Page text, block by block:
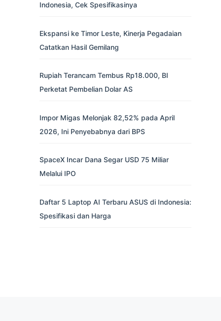
Indonesia, Cek Spesifikasinya
Ekspansi ke Timor Leste, Kinerja Pegadaian
Catatkan Hasil Gemilang
Rupiah Terancam Tembus Rp18.000, BI
Perketat Pembelian Dolar AS
Impor Migas Melonjak 82,52% pada April
2026, Ini Penyebabnya dari BPS
SpaceX Incar Dana Segar USD 75 Miliar
Melalui IPO
Daftar 5 Laptop AI Terbaru ASUS di Indonesia:
Spesifikasi dan Harga